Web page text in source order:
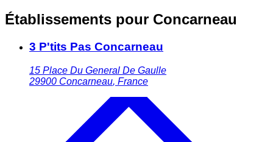
Établissements pour Concarneau
3 P'tits Pas Concarneau
15 Place Du General De Gaulle
29900 Concarneau, France